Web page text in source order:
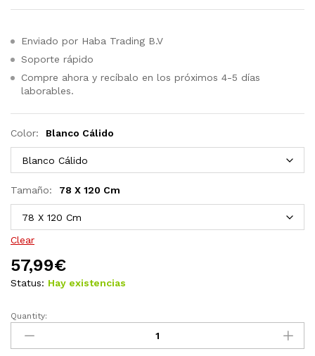
Enviado por Haba Trading B.V
Soporte rápido
Compre ahora y recíbalo en los próximos 4-5 días
laborables.
Color: Blanco Cálido
Tamaño: 78 X 120 Cm
Clear
57,99€
Status: Hay existencias
Cono
árbol
de
Quantity: